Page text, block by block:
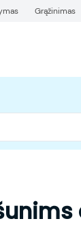
Grąžinimas